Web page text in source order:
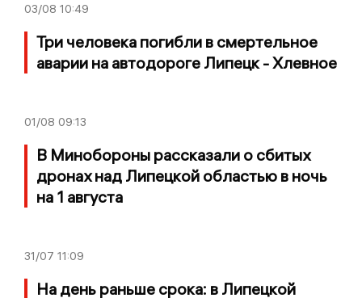
03/08 10:49
Три человека погибли в смертельное
аварии на автодороге Липецк - Хлевное
01/08 09:13
В Минобороны рассказали о сбитых
дронах над Липецкой областью в ночь
на 1 августа
31/07 11:09
На день раньше срока: в Липецкой